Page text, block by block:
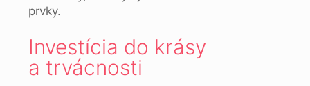
prvky.
Investícia do krásy
a trvácnosti